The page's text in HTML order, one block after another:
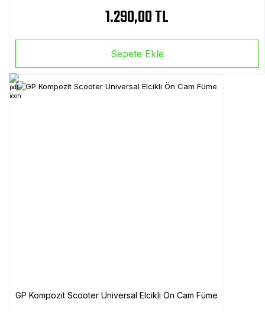
1.290,00 TL
Sepete Ekle
GP Kompozit Scooter Universal Elcikli Ön Cam Füme